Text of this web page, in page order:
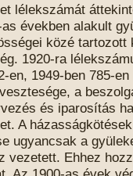
lélekszámát
években alakult
közé tartozott
1920-ra
en, 1949-ben 785-
a
és iparosítás
A
ugyancsak a
vezetett. Ehhez